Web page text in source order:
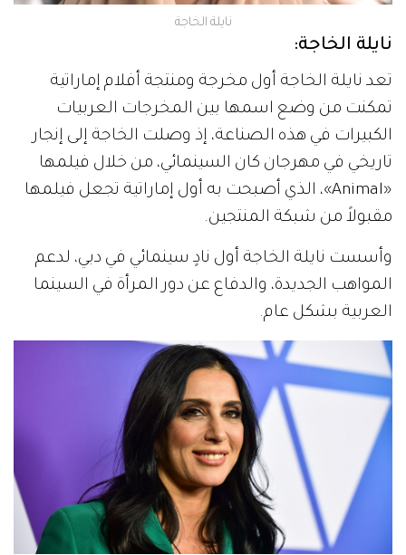
نايلة الخاجة
نايلة الخاجة:
تعد نايلة الخاجة أول مخرجة ومنتجة أفلام إماراتية
تمكنت من وضع اسمها بين المخرجات العربيات
الكبيرات في هذه الصناعة، إذ وصلت الخاجة إلى إنجار
تاريخي في مهرجان كان السينمائي، من خلال فيلمها
«Animal»، الذي أصبحت به أول إماراتية تجعل فيلمها
مقبولاً من شبكة المنتجين.
وأسست نايلة الخاجة أول نادٍ سينمائي في دبي، لدعم
المواهب الجديدة، والدفاع عن دور المرأة في السينما
العربية بشكل عام.